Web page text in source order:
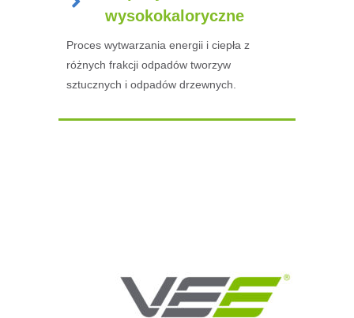
wysokokaloryczne
Proces wytwarzania energii i ciepła z
różnych frakcji odpadów tworzyw
sztucznych i odpadów drzewnych.